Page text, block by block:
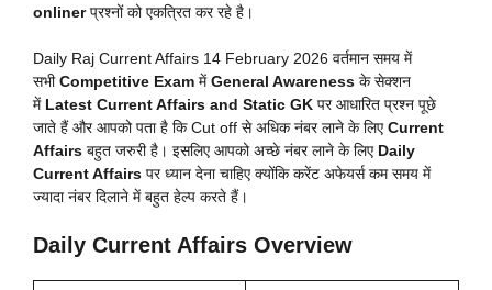
onlinerप्रश्नों को एकत्रित कर रहे है।
Daily Raj Current Affairs 14 February 2026 वर्तमान समय में
सभीCompetitive Exam मेंGeneral Awareness के सेक्शन
में Latest Current Affairs and Static GK पर आधारित प्रश्न पूछे
जाते हैं और आपको पता है कि Cut off से अधिक नंबर लाने के लिएCurrent
Affairs बहुत जरुरी है। इसलिए आपको अच्छे नंबर लाने के लिए Daily
Current Affairs पर ध्यान देना चाहिए क्योंकि करेंट अफेयर्स कम समय में
ज्यादा नंबर दिलाने में बहुत हेल्प करते हैं।
Daily Current Affairs Overview